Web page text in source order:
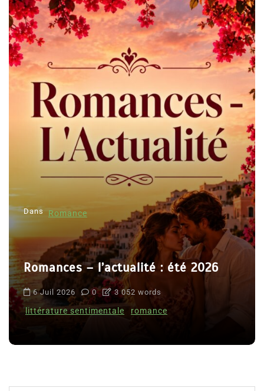
Dans Romance
Romances – l’actualité : été 2026
6 Juil 2026 0 3 052 words
littérature sentimentale romance